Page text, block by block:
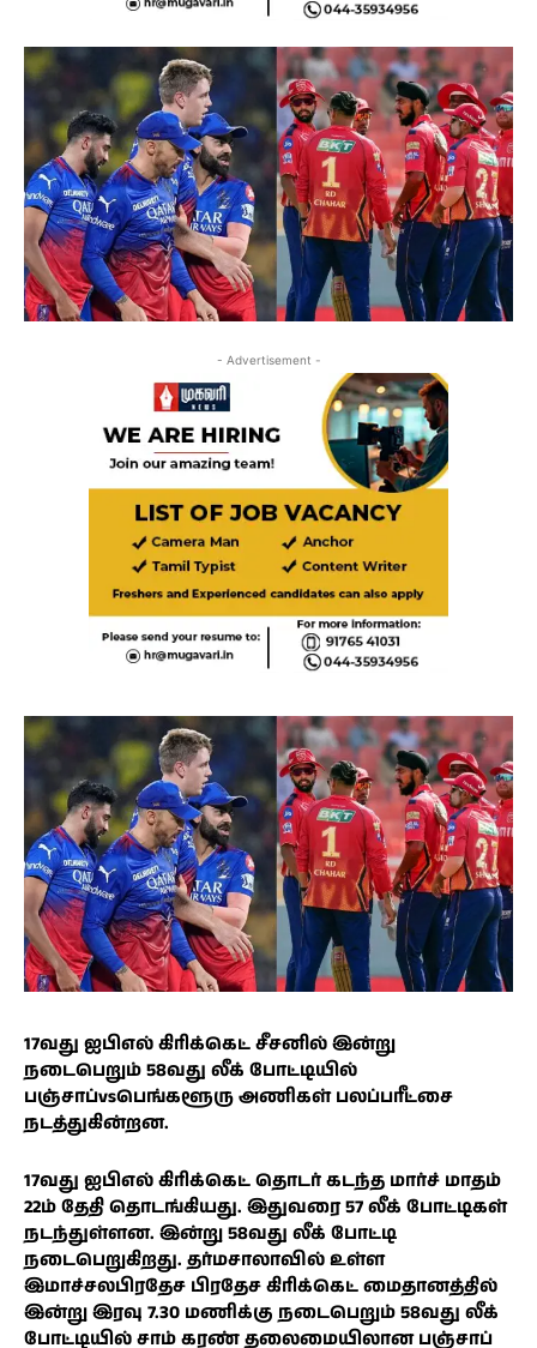
- Advertisement -
17வது ஐபிஎல் கிரிக்கெட் சீசனில் இன்று
நடைபெறும் 58வது லீக் போட்டியில்
பஞ்சாப்vsபெங்களூரு அணிகள் பலப்பரீட்சை
நடத்துகின்றன.
17வது ஐபிஎல் கிரிக்கெட் தொடர் கடந்த மார்ச் மாதம்
22ம் தேதி தொடங்கியது. இதுவரை 57 லீக் போட்டிகள்
நடந்துள்ளன. இன்று 58வது லீக் போட்டி
நடைபெறுகிறது. தர்மசாலாவில் உள்ள
இமாச்சலபிரதேச பிரதேச கிரிக்கெட் மைதானத்தில்
இன்று இரவு 7.30 மணிக்கு நடைபெறும் 58வது லீக்
போட்டியில் சாம் கரண் தலைமையிலான பஞ்சாப்